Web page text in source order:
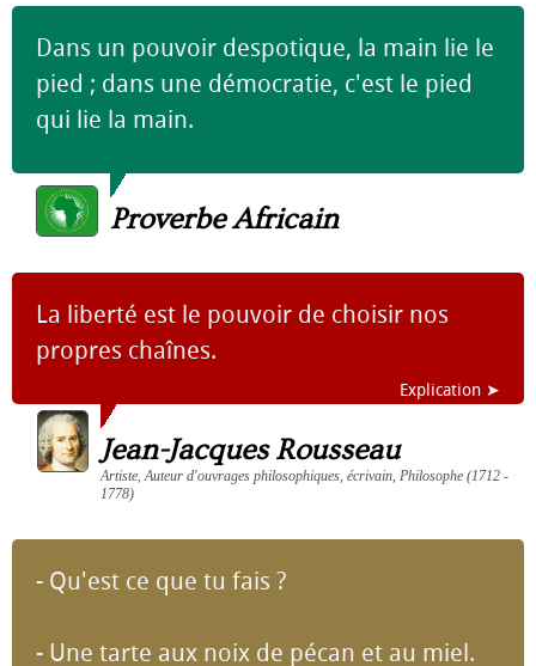
Dans un pouvoir despotique, la main lie le
pied ; dans une démocratie, c'est le pied
qui lie la main.
Proverbe Africain
La liberté est le pouvoir de choisir nos
propres chaînes.
Explication ➤
Jean-Jacques Rousseau
Artiste, Auteur d'ouvrages philosophiques, écrivain, Philosophe (1712 -
1778)
- Qu'est ce que tu fais ?
- Une tarte aux noix de pécan et au miel.